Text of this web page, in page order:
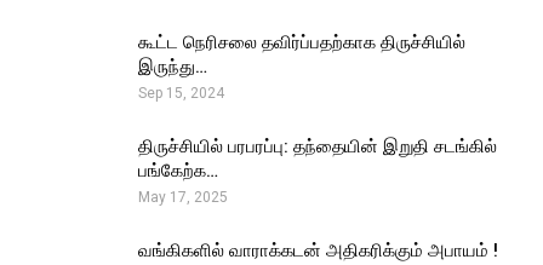
கூட்ட நெரிசலை தவிர்ப்பதற்காக திருச்சியில்
இருந்து…
Sep 15, 2024
திருச்சியில் பரபரப்பு: தந்தையின் இறுதி சடங்கில்
பங்கேற்க…
May 17, 2025
வங்கிகளில் வாராக்கடன் அதிகரிக்கும் அபாயம் !